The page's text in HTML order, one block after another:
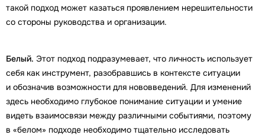
такой подход может казаться проявлением нерешительности
со стороны руководства и организации.
Белый. Этот подход подразумевает, что личность использует
себя как инструмент, разобравшись в контексте ситуации
и обозначив возможности для нововведений. Для изменений
здесь необходимо глубокое понимание ситуации и умение
видеть взаимосвязи между различными событиями, поэтому
в «белом» подходе необходимо тщательно исследовать